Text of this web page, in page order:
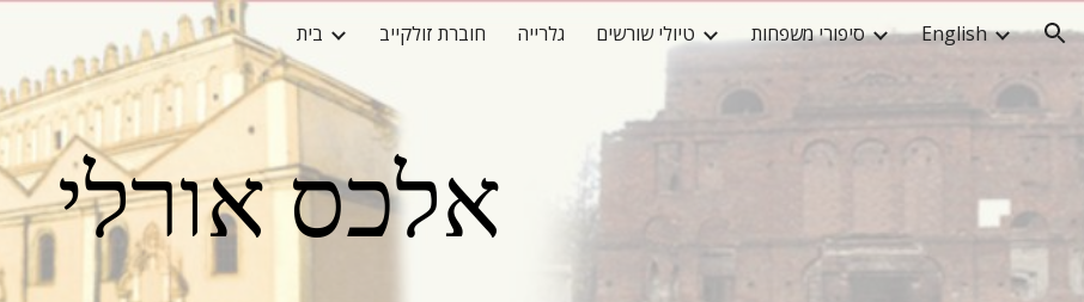
Skip to main content Skip to navigation בית חוברת זולקייב גלרייה טיולי שורשים סיפורי משפחות English
אלכס אורלי